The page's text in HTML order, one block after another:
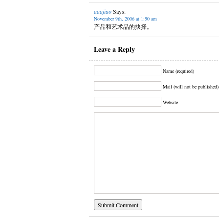
aaajiaoSays:
November 9th, 2006 at 1:50 am
产品和艺术品的抉择。
Leave a Reply
Name (required)
Mail (will not be published)
Website